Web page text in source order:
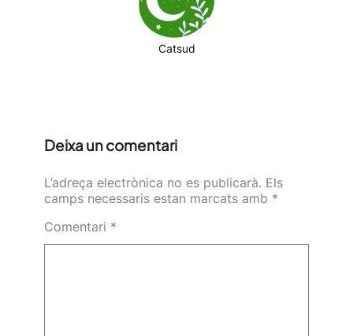
Catsud
Deixa un comentari
L’adreça electrònica no es publicarà. Els
camps necessaris estan marcats amb *
Comentari *